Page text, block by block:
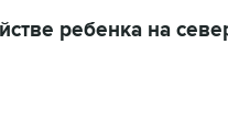
ребенка на